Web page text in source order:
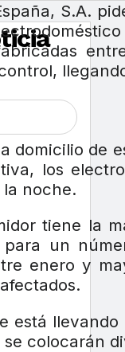
S.A.
domicilio de
los
noche.
tiene la
un
enero y
está
se colocarán